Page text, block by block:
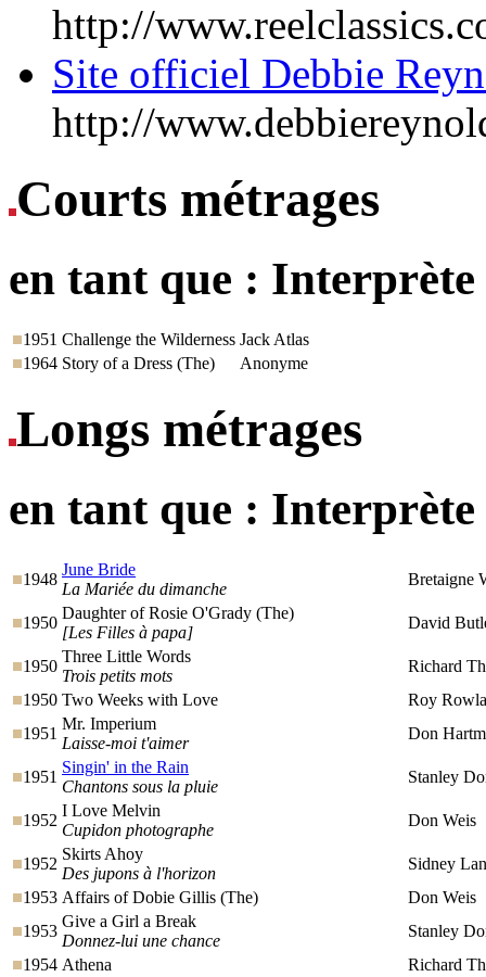
http://
Site officiel Debbie
http://
Courts métrages
en tant que : Interprète
1951 Challenge the Wilderness Jack Atlas
1964 Story of a Dress (The) Anonyme
Longs métrages
en tant que : Interprète
1948
June Bride
La Mariée du dimanche
Bretaigne
1950
Daughter of Rosie O'Grady (The)
[Les Filles à papa]
David
1950
Three Little Words
Trois petits mots
Richard
1950 Two Weeks with Love
Roy
1951
Mr. Imperium
Laisse-moi t'aimer
Don
1951
Singin' in the Rain
Chantons sous la pluie
Stanley
1952
I Love Melvin
Cupidon photographe
Don Weis
1952
Skirts Ahoy
Des jupons à l'horizon
Sidney
1953 Affairs of Dobie Gillis (The)
Don Weis
1953
Give a Girl a Break
Donnez-lui une chance
Stanley
1954 Athena
Richard